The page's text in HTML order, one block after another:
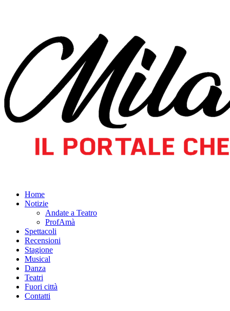
Home
Notizie
Andate a Teatro
ProfAmà
Spettacoli
Recensioni
Stagione
Musical
Danza
Teatri
Fuori città
Contatti